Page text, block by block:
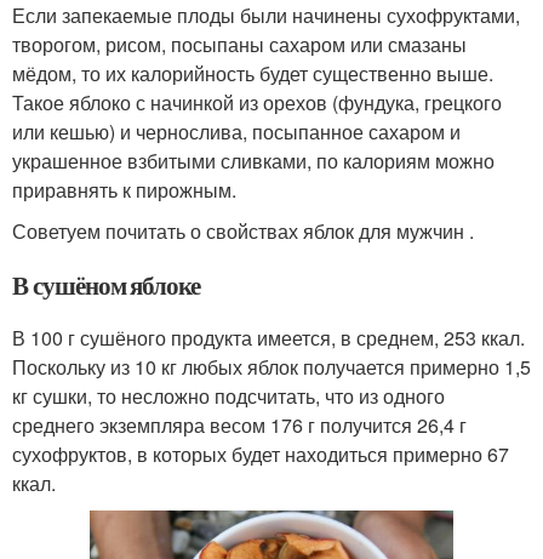
Если запекаемые плоды были начинены сухофруктами,
творогом, рисом, посыпаны сахаром или смазаны
мёдом, то их калорийность будет существенно выше.
Такое яблоко с начинкой из орехов (фундука, грецкого
или кешью) и чернослива, посыпанное сахаром и
украшенное взбитыми сливками, по калориям можно
приравнять к пирожным.
Советуем почитать о свойствах яблок для мужчин .
В сушёном яблоке
В 100 г сушёного продукта имеется, в среднем, 253 ккал.
Поскольку из 10 кг любых яблок получается примерно 1,5
кг сушки, то несложно подсчитать, что из одного
среднего экземпляра весом 176 г получится 26,4 г
сухофруктов, в которых будет находиться примерно 67
ккал.